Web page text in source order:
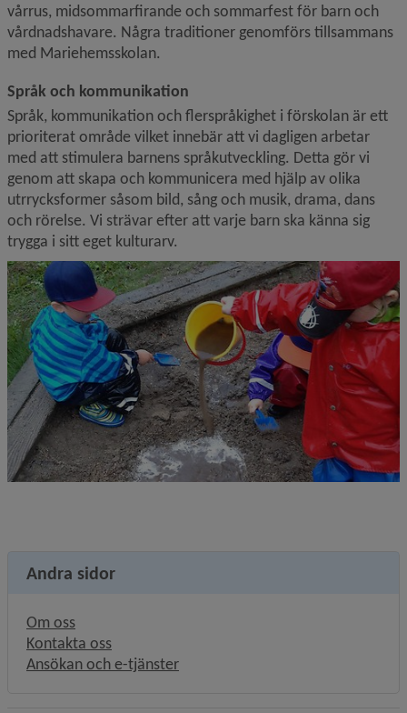
vårrus, midsommarfirande och sommarfest för barn och
vårdnadshavare. Några traditioner genomförs tillsammans
med Mariehemsskolan.
Språk och kommunikation
Språk, kommunikation och flerspråkighet i förskolan är ett
prioriterat område vilket innebär att vi dagligen arbetar
med att stimulera barnens språkutveckling. Detta gör vi
genom att skapa och kommunicera med hjälp av olika
utrrycksformer såsom bild, sång och musik, drama, dans
och rörelse. Vi strävar efter att varje barn ska känna sig
trygga i sitt eget kulturarv.
Andra sidor
Om oss
Kontakta oss
Ansökan och e-tjänster